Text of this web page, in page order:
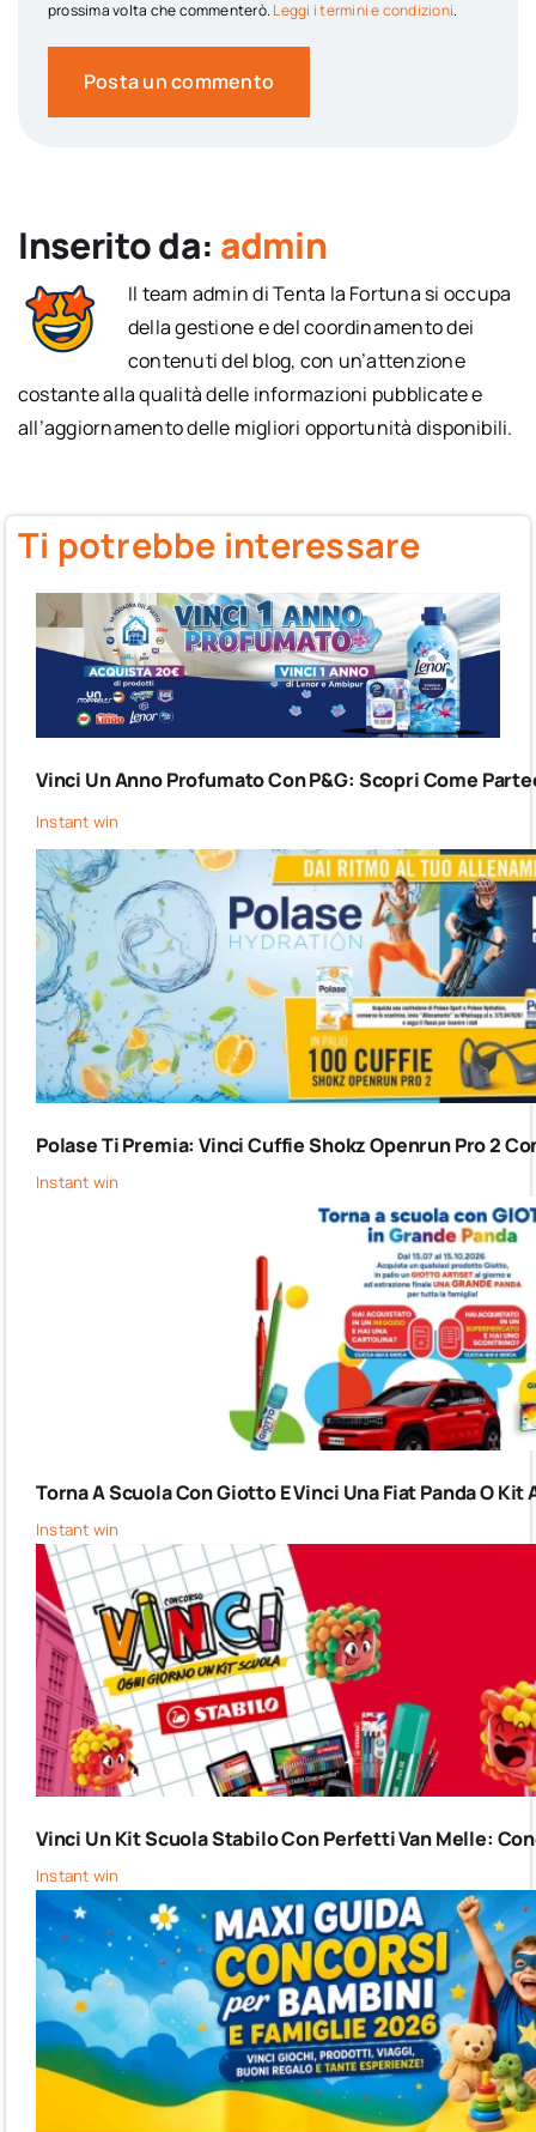
prossima volta che commenterò. Leggi i termini e condizioni.
Inserito da: admin
Il team admin di Tenta la Fortuna si occupa
della gestione e del coordinamento dei
contenuti del blog, con un’attenzione
costante alla qualità delle informazioni pubblicate e
all’aggiornamento delle migliori opportunità disponibili.
Ti potrebbe interessare
Vinci Un Anno Profumato Con P&G: Scopri Come
Instant win
Polase Ti Premia: Vinci Cuffie Shokz Openrun Pro 2
Instant win
Torna A Scuola Con Giotto E Vinci Una Fiat Panda O
Instant win
Vinci Un Kit Scuola Stabilo Con Perfetti Van Melle:
Instant win